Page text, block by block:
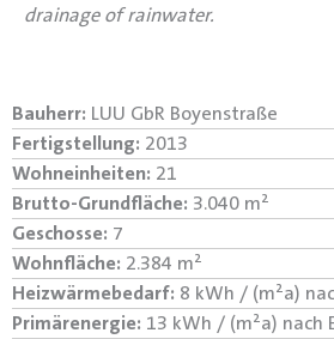
drainage of rainwater.
Bauherr: LUU GbR Boyenstraße
Fertigstellung: 2013
Wohneinheiten: 21
Brutto-Grundfläche: 3.040 m²
Geschosse: 7
Wohnfläche: 2.384 m²
Heizwärmebedarf: 8 kWh / (m²a)
Primärenergie: 13 kWh / (m²a) nach